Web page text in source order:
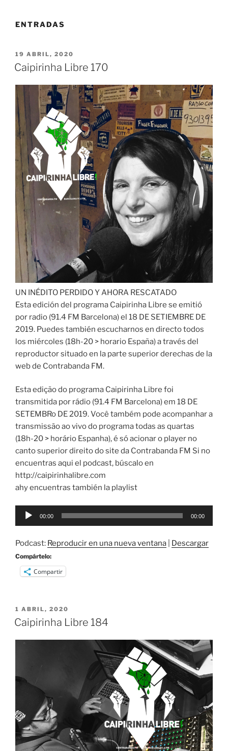
ENTRADAS
PUBLICADO
EL
19 ABRIL, 2020
Caipirinha Libre 170
UN INÉDITO PERDIDO Y AHORA RESCATADO
Esta edición del programa Caipirinha Libre se emitió
por radio (91.4 FM Barcelona) el 18 DE SETIEMBRE DE
2019. Puedes también escucharnos en directo todos
los miércoles (18h-20 > horario España) a través del
reproductor situado en la parte superior derechas de la
web de Contrabanda FM.
Esta edição do programa Caipirinha Libre foi
transmitida por rádio (91.4 FM Barcelona) em 18 DE
SETEMBRo DE 2019. Você também pode acompanhar a
transmissão ao vivo do programa todas as quartas
(18h-20 > horário Espanha), é só acionar o player no
canto superior direito do site da Contrabanda FM Si no
encuentras aqui el podcast, búscalo en
http://caipirinhalibre.com
ahy encuentras también la playlist
Reproductor
00:00 00:00
Podcast: Reproducir en una nueva ventana Descargar
Compártelo:
Compartir
PUBLICADO
EL
1 ABRIL, 2020
Caipirinha Libre 184